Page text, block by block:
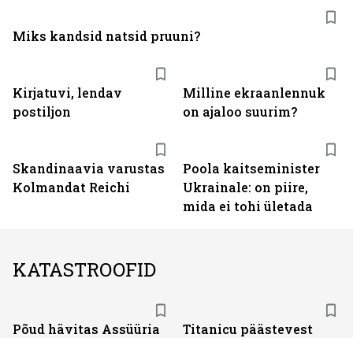
Kirjatuvi, lendav
postiljon
Milline ekraanlennuk
on ajaloo suurim?
Skandinaavia varustas
Kolmandat Reichi
Poola kaitseminister
Ukrainale: on piire,
mida ei tohi ületada
Miks kandsid natsid pruuni?
KATASTROOFID
Põud hävitas Assüüria Titanicu päästevest